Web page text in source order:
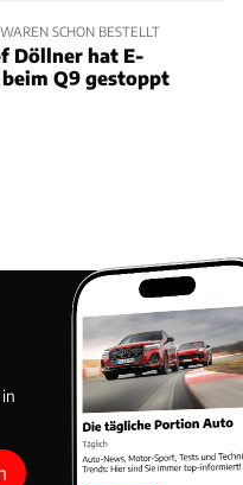
SCHON BESTELLT
Döllner hat E-
Q9 gestoppt